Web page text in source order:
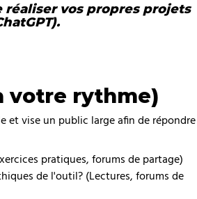
réaliser vos propres projets
votre rythme)
et vise un public large afin de répondre
pratiques, forums de partage)
de l'outil? (Lectures, forums de